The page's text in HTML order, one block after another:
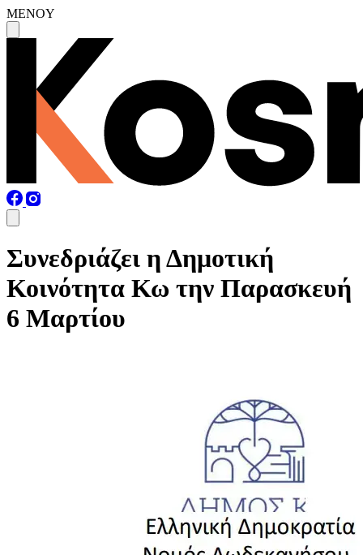
MENOY
Συνεδριάζει η Δημοτική
Κοινότητα Κω την Παρασκευή
6 Μαρτίου